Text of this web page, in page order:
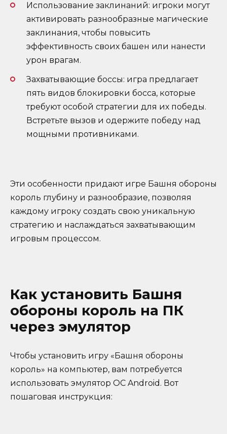
Использование заклинаний: игроки могут
активировать разнообразные магические
заклинания, чтобы повысить
эффективность своих башен или нанести
урон врагам.
Захватывающие боссы: игра предлагает
пять видов блокировки босса, которые
требуют особой стратегии для их победы.
Встретьте вызов и одержите победу над
мощными противниками.
Эти особенности придают игре Башня обороны
король глубину и разнообразие, позволяя
каждому игроку создать свою уникальную
стратегию и наслаждаться захватывающим
игровым процессом.
Как установить Башня
обороны король на ПК
через эмулятор
Чтобы установить игру «Башня обороны
король» на компьютер, вам потребуется
использовать эмулятор ОС Android. Вот
пошаговая инструкция: